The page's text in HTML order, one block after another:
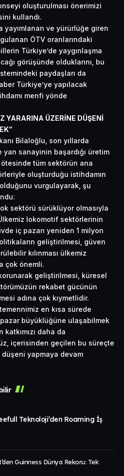
oluşturulması önerimizi
kullandı.
yayımlanan ve yürürlüğe giren
ÖTV oranlarındaki
Türkiye’de yaygınlaşma
görüşünde olduklarını, bu
paydaşları da
Türkiye’ye yapılacak
menfi yönde
YARARINA ÜZERİNE DÜŞENİ
Bilaloğlu, son yıllarda
yan sanayinin başardığı üretim
tüm sektörün ana
oluşturduğu istihdamın
vurgulayarak, şu
sektörü sürüklüyor olmasıyla
lokomotif sektörlerinin
iç pazarı yeniden 1 milyon
geliştirilmesi, güven
kılınması ülkemiz
çok önemli.
geliştirilmesi, küresel
rekabet gücünün
adına çok kıymetlidir.
en kısa sürede
büyüklüğüne ulaşabilmek
daha da
içerisinden geçilen bu süreçte
yapmaya devam
Teknoloji’den Roaming İş
Guinness Dünya Rekoru: Tek